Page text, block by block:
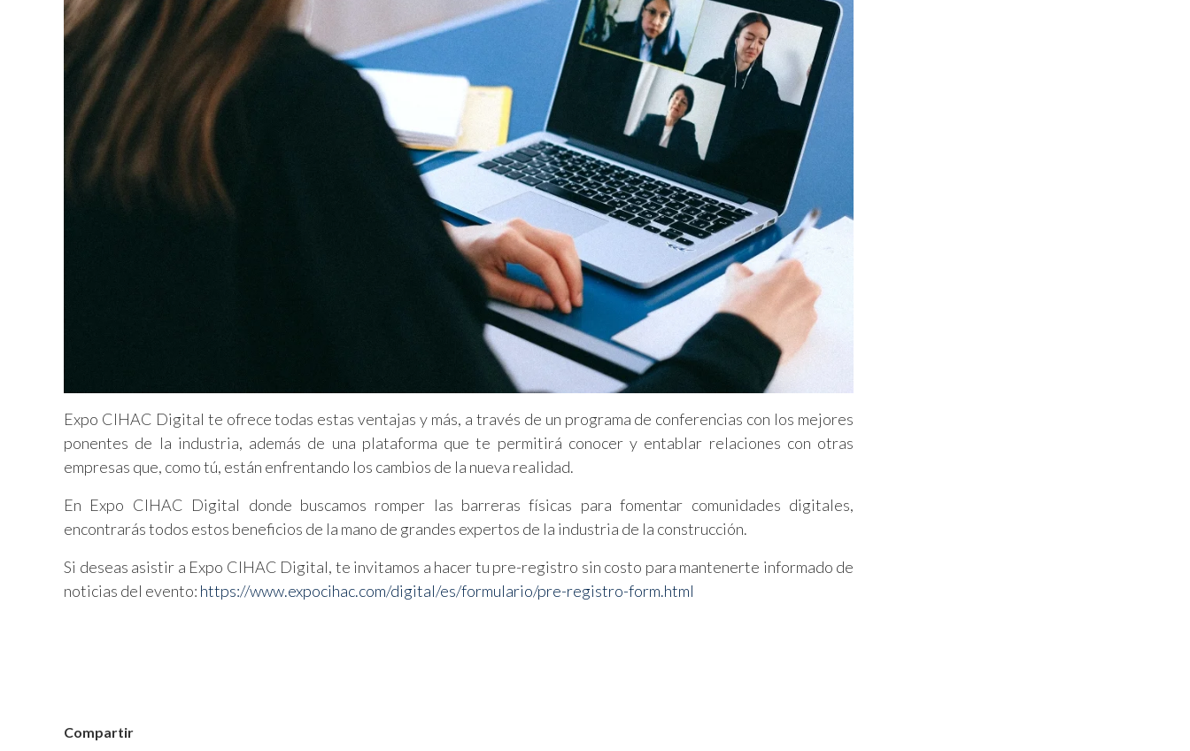
Expo CIHAC Digital te ofrece todas estas ventajas y más, a través de un programa de conferencias con los mejores
ponentes de la industria, además de una plataforma que te permitirá conocer y entablar relaciones con otras
empresas que, como tú, están enfrentando los cambios de la nueva realidad.
En Expo CIHAC Digital donde buscamos romper las barreras físicas para fomentar comunidades digitales,
encontrarás todos estos beneficios de la mano de grandes expertos de la industria de la construcción.
Si deseas asistir a Expo CIHAC Digital, te invitamos a hacer tu pre-registro sin costo para mantenerte informado de
noticias del evento: https://www.expocihac.com/digital/es/formulario/pre-registro-form.html
Compartir